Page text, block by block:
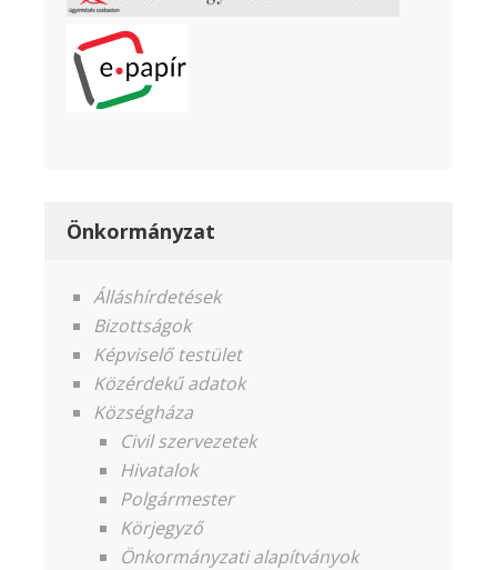
Önkormányzat
Álláshírdetések
Bizottságok
Képviselő testület
Közérdekű adatok
Községháza
Civil szervezetek
Hivatalok
Polgármester
Körjegyző
Önkormányzati alapítványok